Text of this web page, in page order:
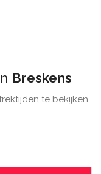
Breskens
te bekijken.